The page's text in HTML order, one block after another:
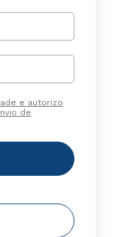
e autorizo
de